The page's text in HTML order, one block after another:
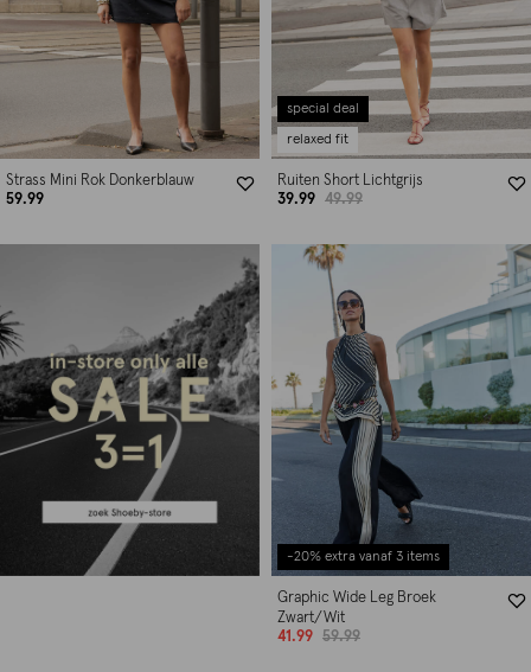
Strass Mini Rok Donkerblauw
59.99
special deal
relaxed fit
Ruiten Short Lichtgrijs
39.99
49.99
-20% extra vanaf 3 items
Graphic Wide Leg Broek
Zwart/Wit
41.99
59.99